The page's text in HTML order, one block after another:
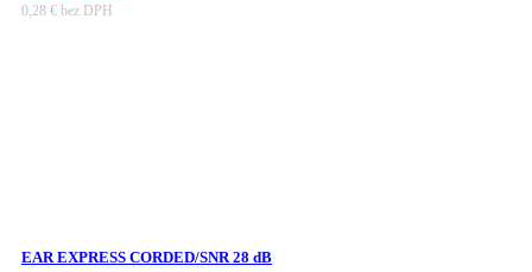
0,28 € bez DPH
EAR EXPRESS CORDED/SNR 28 dB